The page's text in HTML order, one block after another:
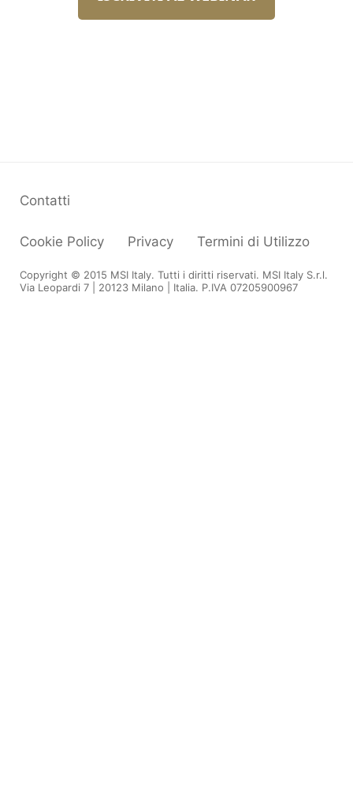
Copyright © 2015 MSI Italy. Tutti i diritti riservati. MSI Italy S.r.l.
Via Leopardi 7 | 20123 Milano | Italia. P.IVA 07205900967
Cookie Policy Privacy Termini di Utilizzo
Contatti